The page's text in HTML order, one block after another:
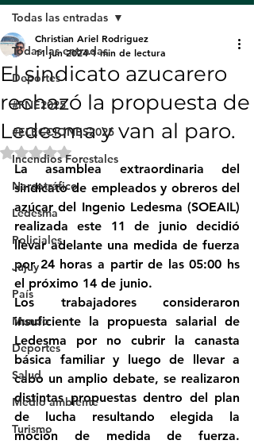
Todas las entradas
Deportes
#FNE2025
#ELECCIONES2025
Incendios Forestales
Narcotráfico
Ledesma
Policiales
Jujuy
País
Mundo
Deportes
Salud
Medio ambiente
Turismo
Todas las entradas
El sindicato azucarero
rechazó la propuesta de
Ledesma y van al paro.
Christian Ariel Rodriguez
11 jun 2024 1 min de lectura
Obtuvo NaN de 5 estrellas.
La asamblea extraordinaria del
sindicato de empleados y obreros del
azúcar del Ingenio Ledesma (SOEAIL)
realizada este 11 de junio decidió
llevar adelante una medida de fuerza
por 24 horas a partir de las 05:00 hs
el próximo 14 de junio.
Los trabajadores consideraron
insuficiente la propuesta salarial de
Ledesma por no cubrir la canasta
básica familiar y luego de llevar a
cabo un amplio debate, se realizaron
distintas propuestas dentro del plan
de lucha resultando elegida la
moción de medida de fuerza.